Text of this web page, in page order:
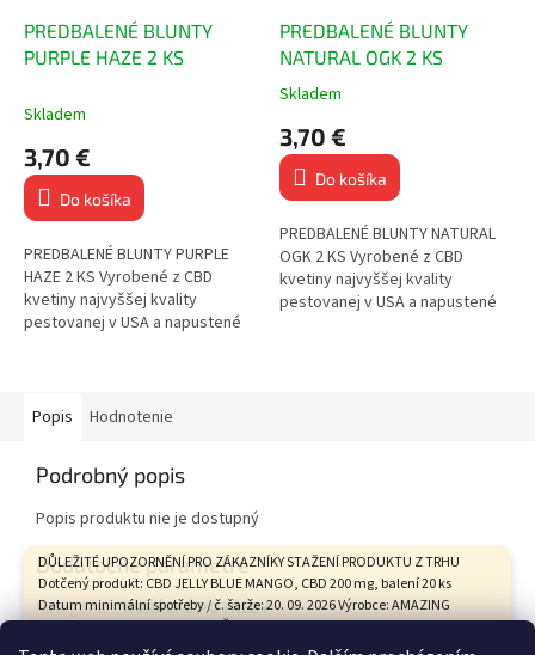
DŮLEŽITÉ UPOZORNĚNÍ PRO ZÁKAZNÍKY STAŽENÍ PRODUKTU Z TRHU
Dotčený produkt: CBD JELLY BLUE MANGO, CBD 200 mg, balení 20 ks
Datum minimální spotřeby / č. šarže: 20. 09. 2026 Výrobce: AMAZING
HEALTH CARE s.r.o., Tovární 9, České Budějovice Státní zemědělská a
potravinářská inspekce na základě hodnocení zdravotního rizika
PREDBALENÉ BLUNTY
PURPLE HAZE 2 KS
Skladem
3,70 €
Do košíka
PREDBALENÉ BLUNTY PURPLE
HAZE 2 KS Vyrobené z CBD
kvetiny najvyššej kvality
pestovanej v USA a napustené
PREDBALENÉ BLUNTY
NATURAL OGK 2 KS
Priemerné
produktu
je
5,0
5
hviezdičiek.
Skladem
3,70 €
Do košíka
PREDBALENÉ BLUNTY NATURAL
OGK 2 KS Vyrobené z CBD
kvetiny najvyššej kvality
pestovanej v USA a napustené
Popis
Hodnotenie
Podrobný popis
Popis produktu nie je dostupný
Dodatočné parametre
Kategória: KUŘÁCKÉ POTŘEBY